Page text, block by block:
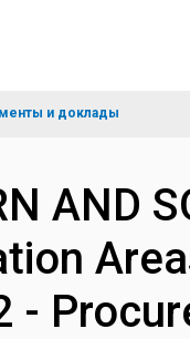
и доклады
AND
-